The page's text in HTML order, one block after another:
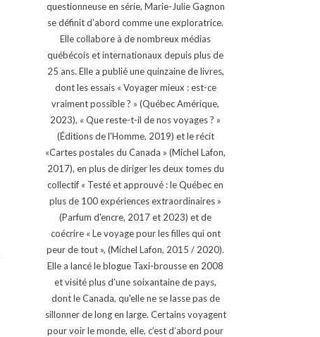
questionneuse en série, Marie-Julie Gagnon
se définit d’abord comme une exploratrice.
Elle collabore à de nombreux médias
québécois et internationaux depuis plus de
25 ans. Elle a publié une quinzaine de livres,
dont les essais « Voyager mieux : est-ce
vraiment possible ? » (Québec Amérique,
2023), « Que reste-t-il de nos voyages ? »
(Éditions de l'Homme, 2019) et le récit
«Cartes postales du Canada » (Michel Lafon,
2017), en plus de diriger les deux tomes du
collectif « Testé et approuvé : le Québec en
plus de 100 expériences extraordinaires »
(Parfum d'encre, 2017 et 2023) et de
coécrire « Le voyage pour les filles qui ont
peur de tout », (Michel Lafon, 2015 / 2020).
Elle a lancé le blogue Taxi-brousse en 2008
et visité plus d'une soixantaine de pays,
dont le Canada, qu'elle ne se lasse pas de
sillonner de long en large. Certains voyagent
pour voir le monde, elle, c’est d’abord pour